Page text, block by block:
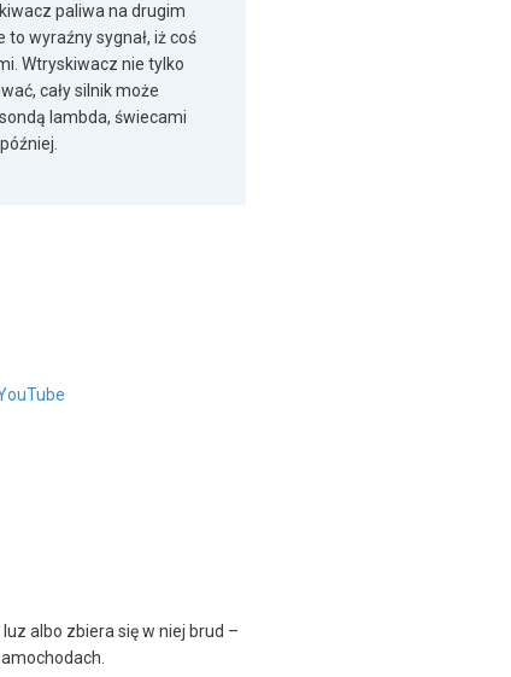
paliwa na drugim
wyraźny sygnał, iż coś
Wtryskiwacz nie tylko
cały silnik może
lambda, świecami
albo zbiera się w niej brud –